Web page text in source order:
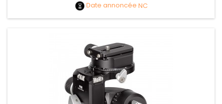
Date annoncée NC